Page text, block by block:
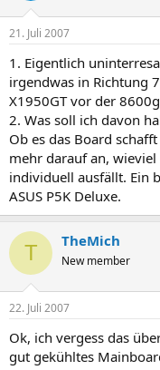
21. Juli 2007
1. Eigentlich
irgendwas in Richtung
X1950GT vor der
2. Was soll ich davon
Ob es das Board
mehr darauf an,
individuell ausfällt. Ein
ASUS P5K Deluxe.
T TheMich
New member
22. Juli 2007
Ok, ich vergess das
gut gekühltes